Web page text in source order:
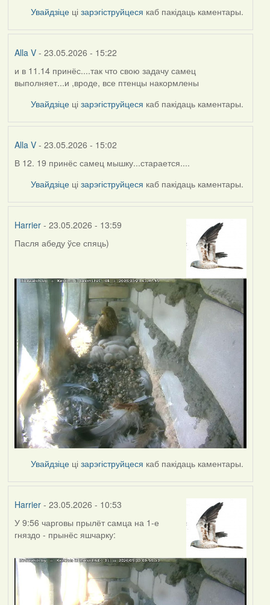
Увайдзіце цізарэгіструйцеся каб пакідаць каментары.
Alla V- 23.05.2026 - 15:22
и в 11.14 принёс....так что свою задачу самец
выполняет...и ,вроде, все птенцы накормлены
Увайдзіце цізарэгіструйцеся каб пакідаць каментары.
Alla V- 23.05.2026 - 15:02
В 12. 19 принёс самец мышку...старается....
Увайдзіце цізарэгіструйцеся каб пакідаць каментары.
Harrier- 23.05.2026 - 13:59
Пасля абеду ўсе спяць)
Увайдзіце цізарэгіструйцеся каб пакідаць каментары.
Harrier- 23.05.2026 - 10:53
У 9:56 чарговы прылёт самца на 1-е
гняздо - прынёс яшчарку: